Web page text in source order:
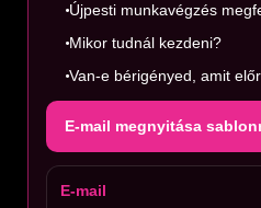
Újpesti munkavégzés
Mikor tudnál kezdeni?
Van-e bérigényed, amit
E-mail megnyitása
E-mail